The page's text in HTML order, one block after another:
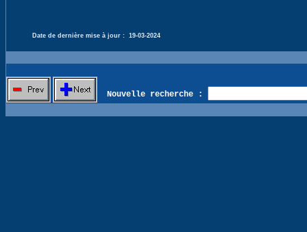
Date de dernière mise à jour : 19-03-2024
Nouvelle recherche :